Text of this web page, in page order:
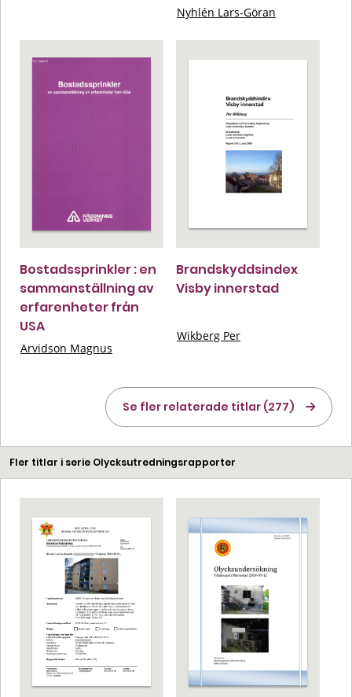
Nyhlén Lars-Göran
Bostadssprinkler : en
sammanställning av
erfarenheter från
USA
Arvidson Magnus
Brandskyddsindex
Visby innerstad
Wikberg Per
Se fler relaterade titlar (277)
Fler titlar i serie Olycksutredningsrapporter